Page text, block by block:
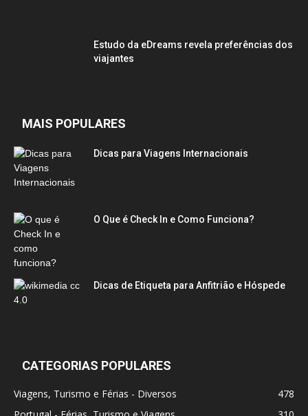
Estudo da eDreams revela preferências dos
viajantes
MAIS POPULARES
Dicas para Viagens Internacionais
O Que é Check In e Como Funciona?
Dicas de Etiqueta para Anfitrião e Hóspede
CATEGORIAS POPULARES
Viagens, Turismo e Férias - Diversos
478